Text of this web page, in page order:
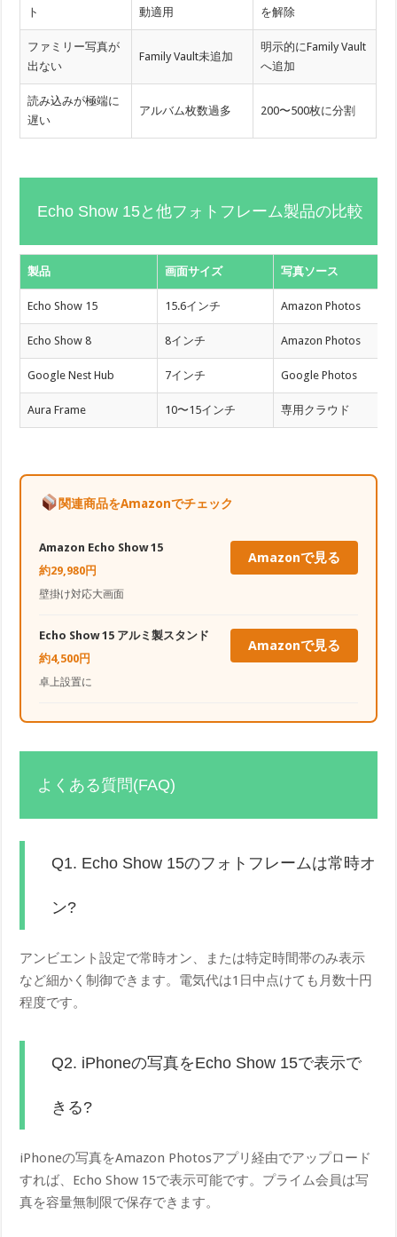
ト 動適用 を解除
ファミリー写真が
出ない
Family Vault未追加
明示的にFamily Vault
へ追加
読み込みが極端に
遅い
アルバム枚数過多 200〜500枚に分割
Echo Show 15と他フォトフレーム製品の比較
製品 画面サイズ 写真ソース
Echo Show 15 15.6インチ Amazon Photos
Echo Show 8 8インチ Amazon Photos
Google Nest Hub 7インチ Google Photos
Aura Frame 10〜15インチ 専用クラウド
関連商品をAmazonでチェック
Amazon Echo Show 15
約29,980円
壁掛け対応大画面
Amazonで見る
Echo Show 15 アルミ製スタンド
約4,500円
卓上設置に
Amazonで見る
よくある質問(FAQ)
Q1. Echo Show 15のフォトフレームは常時オ
ン?
アンビエント設定で常時オン、または特定時間帯のみ表示
など細かく制御できます。電気代は1日中点けても月数十円
程度です。
Q2. iPhoneの写真をEcho Show 15で表示で
きる?
iPhoneの写真をAmazon Photosアプリ経由でアップロード
すれば、Echo Show 15で表示可能です。プライム会員は写
真を容量無制限で保存できます。